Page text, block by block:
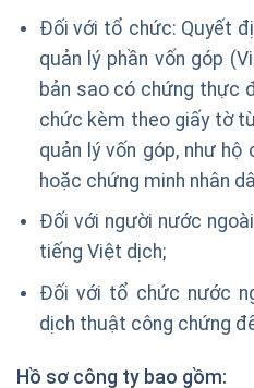
Đối với tổ chức: Quyết
quản lý phần vốn góp
bản sao có chứng thực
chức kèm theo giấy tờ
quản lý vốn góp, như
hoặc chứng minh nhân
Đối với người nước
tiếng Việt dịch;
Đối với tổ chức nước
dịch thuật công chứng
Hồ sơ công ty bao gồm: